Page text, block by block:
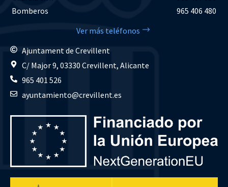
Bomberos
965 406 480
Ver más teléfonos
Ajuntament de Crevillent
C/ Major 9, 03330 Crevillent, Alicante
965 401 526
ayuntamiento@crevillent.es